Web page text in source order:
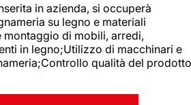
in azienda, si occuperà
su legno e materiali
di mobili, arredi,
in legno;Utilizzo di macchinari e
qualità del prodotto